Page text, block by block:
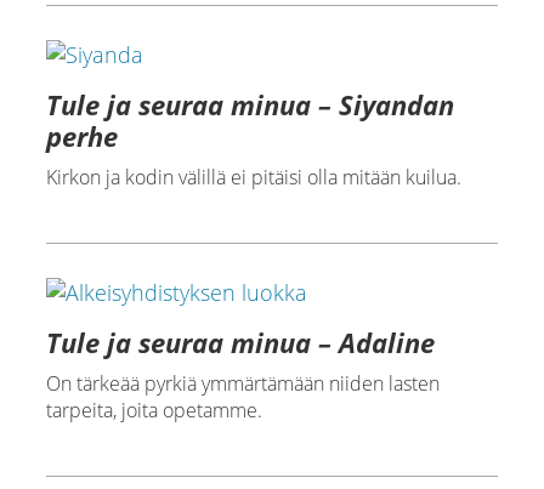
Tule ja seuraa minua – Siyandan
perhe
Kirkon ja kodin välillä ei pitäisi olla mitään kuilua.
Tule ja seuraa minua – Adaline
On tärkeää pyrkiä ymmärtämään niiden lasten
tarpeita, joita opetamme.